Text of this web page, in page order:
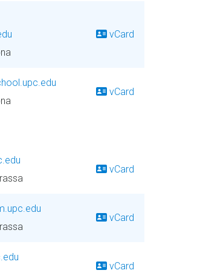
vCard
vCard
vCard
vCard
vCard